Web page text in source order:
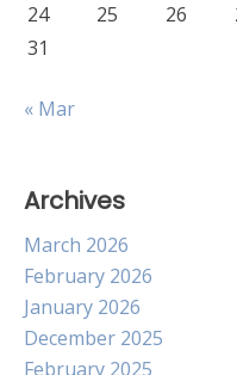
24
25 26
31
« Mar
Archives
March 2026
February 2026
January 2026
December 2025
February 2025